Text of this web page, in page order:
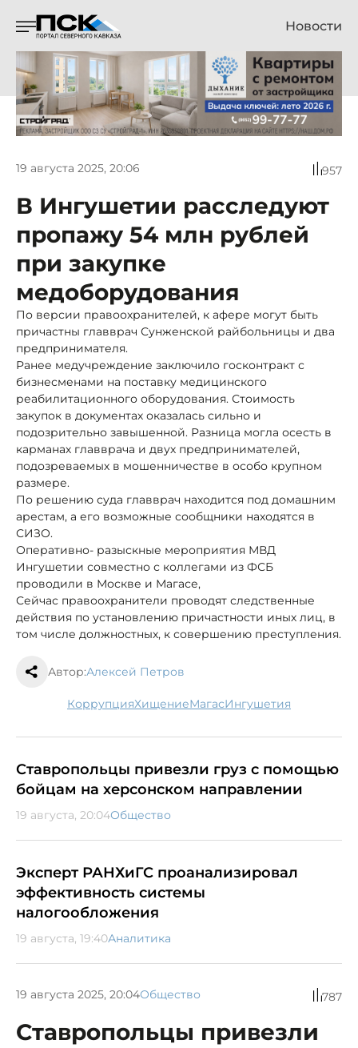
Новости
19 августа 2025, 20:06 957
В Ингушетии расследуют
пропажу 54 млн рублей
при закупке
медоборудования
По версии правоохранителей, к афере могут быть
причастны главврач Сунженской райбольницы и два
предпринимателя.
Ранее медучреждение заключило госконтракт с
бизнесменами на поставку медицинского
реабилитационного оборудования. Стоимость
закупок в документах оказалась сильно и
подозрительно завышенной. Разница могла осесть в
карманах главврача и двух предпринимателей,
подозреваемых в мошенничестве в особо крупном
размере.
По решению суда главврач находится под домашним
арестам, а его возможные сообщники находятся в
СИЗО.
Оперативно- разыскные мероприятия МВД
Ингушетии совместно с коллегами из ФСБ
проводили в Москве и Магасе,
Сейчас правоохранители проводят следственные
действия по установлению причастности иных лиц, в
том числе должностных, к совершению преступления.
Автор:Алексей Петров
коррупция хищение Магас Ингушетия
Ставропольцы привезли груз с помощью
бойцам на херсонском направлении
19 августа, 20:04Общество
Эксперт РАНХиГС проанализировал
эффективность системы
налогообложения
19 августа, 19:40Аналитика
19 августа 2025, 20:04Общество 787
Ставропольцы привезли